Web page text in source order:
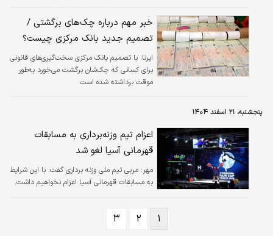
خبر مهم درباره چک‌های برگشتی /
تصمیم جدید بانک مرکزی چیست؟
ایرنا: با تصمیم بانک مرکزی سخت‌گیری‌های قانونی
برای کسانی که چک‌شان برگشت می‌خورد به‌طور
موقت برداشته شده است.
پنجشنبه، ۲۱ اسفند ۱۴۰۴
اعزام تیم وزنه‌برداری به مسابقات
قهرمانی آسیا لغو شد
مهر: مربی تیم ملی وزنه برداری گفت: با این شرایط
به مسابقات قهرمانی آسیا اعزام نخواهیم داشت.
۱ ۲ ۳